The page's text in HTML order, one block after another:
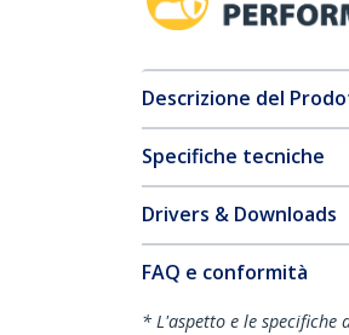
Descrizione del
Specifiche tecniche
Drivers & Downloads
FAQ e conformità
* L'aspetto e le specifiche